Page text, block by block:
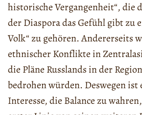
historische Vergangenheit“, die
der Diaspora das Gefühl gibt zu
Volk“ zu gehören. Andererseits
ethnischer Konflikte in
die Pläne Russlands in der
bedrohen würden. Deswegen ist
Interesse, die Balance zu